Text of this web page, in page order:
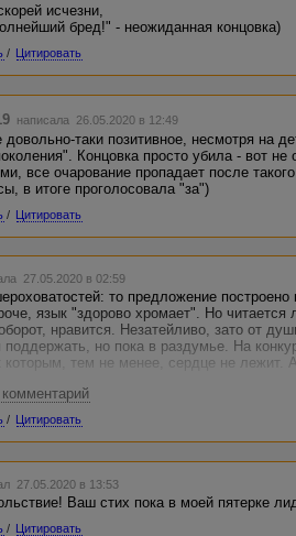
исчезни,
бред!" - неожиданная концовка)
/ Цитировать
написала 26.05.2020 в 12:49
довольно-таки позитивное, несмотря на
Концовка просто убила - вот
все очарование пропадает после
в итоге проголосовала "за")
/ Цитировать
27.05.2020 в 02:59
то предложение
язык "здорово хромает". Но читается
нравится. Незатейливо, зато от
поддержать, но пока в раздумье. На
которым, тем не менее, сердце не лежит.
комментарий
/ Цитировать
27.05.2020 в 13:53
Ваш стих пока в моей пятерке
/ Цитировать